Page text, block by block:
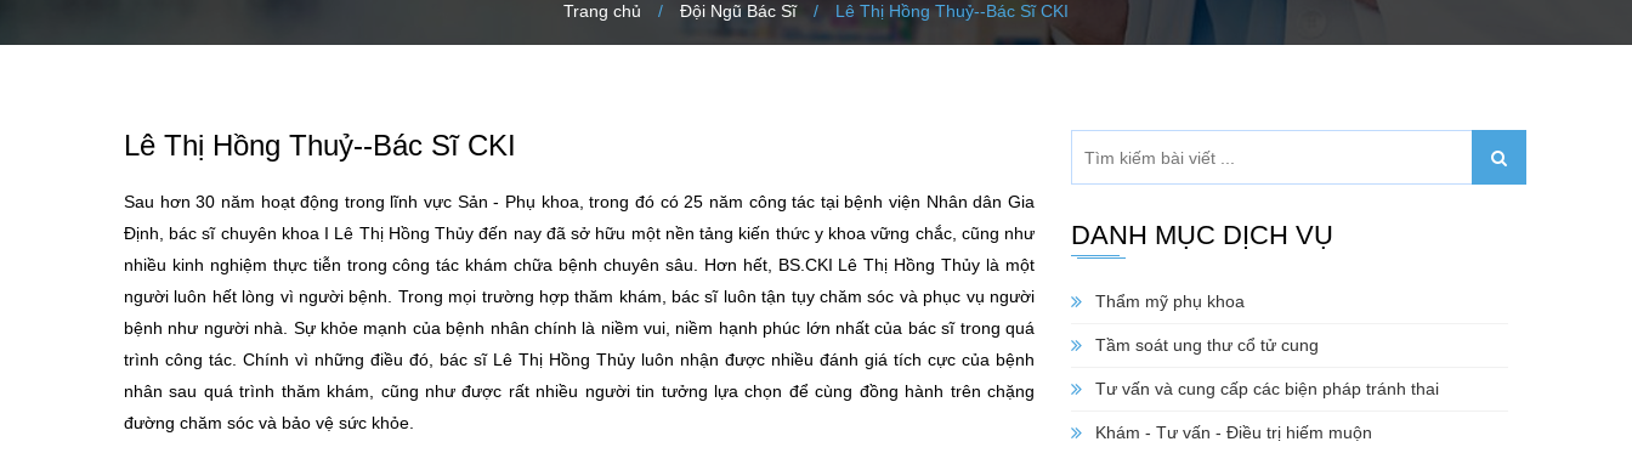
Trang chủ / Đội Ngũ Bác Sĩ / Lê Thị Hồng Thuỷ--Bác Sĩ CKI
Lê Thị Hồng Thuỷ--Bác Sĩ CKI
Sau hơn 30 năm hoạt động trong lĩnh vực Sản - Phụ khoa, trong đó có 25 năm công tác tại bệnh viện Nhân dân Gia
Định, bác sĩ chuyên khoa I Lê Thị Hồng Thủy đến nay đã sở hữu một nền tảng kiến thức y khoa vững chắc, cũng như
nhiều kinh nghiệm thực tiễn trong công tác khám chữa bệnh chuyên sâu. Hơn hết, BS.CKI Lê Thị Hồng Thủy là một
người luôn hết lòng vì người bệnh. Trong mọi trường hợp thăm khám, bác sĩ luôn tận tụy chăm sóc và phục vụ người
bệnh như người nhà. Sự khỏe mạnh của bệnh nhân chính là niềm vui, niềm hạnh phúc lớn nhất của bác sĩ trong quá
trình công tác. Chính vì những điều đó, bác sĩ Lê Thị Hồng Thủy luôn nhận được nhiều đánh giá tích cực của bệnh
nhân sau quá trình thăm khám, cũng như được rất nhiều người tin tưởng lựa chọn để cùng đồng hành trên chặng
đường chăm sóc và bảo vệ sức khỏe.
DANH MỤC DỊCH VỤ
Thẩm mỹ phụ khoa
Tầm soát ung thư cổ tử cung
Tư vấn và cung cấp các biện pháp tránh thai
Khám - Tư vấn - Điều trị hiếm muộn